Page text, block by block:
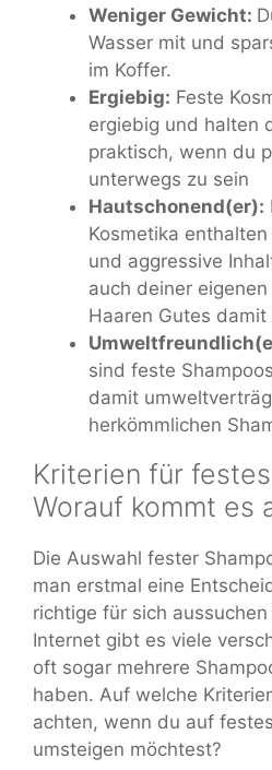
Weniger Gewicht:
Wasser mit und
im Koffer.
Ergiebig: Feste
ergiebig und halten
praktisch, wenn du
unterwegs zu sein
Hautschonend(er):
Kosmetika
und aggressive
auch deiner
Haaren Gutes damit
sind feste
damit
herkömmlichen
Kriterien für
Worauf kommt es
Die Auswahl fester
man erstmal eine
richtige für sich
Internet gibt es viele
oft sogar mehrere
haben. Auf welche
achten, wenn du auf
umsteigen möchtest?